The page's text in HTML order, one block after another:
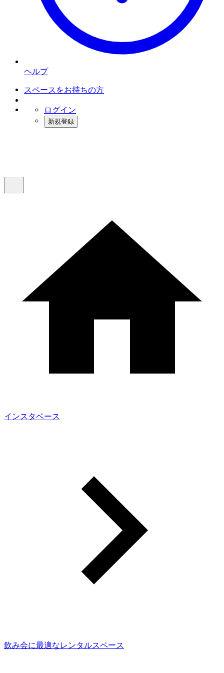
ヘルプ
スペースをお持ちの方
ログイン
新規登録
インスタベース
飲み会に最適なレンタルスペース